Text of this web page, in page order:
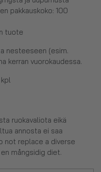
pakkauskoko: 100
tuote
nesteeseen (esim.
kerran vuorokaudessa.
ruokavaliota eikä
annosta ei saa
not replace a diverse
mångsidig diet.